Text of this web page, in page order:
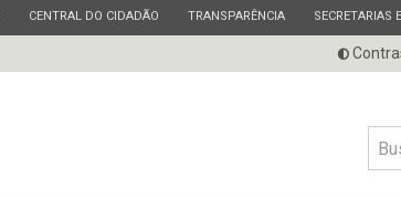
ESTADO
CENTRAL DO CIDADÃO ESTADO
TRANSPARÊNCIA ESTADO
SECRETARIAS